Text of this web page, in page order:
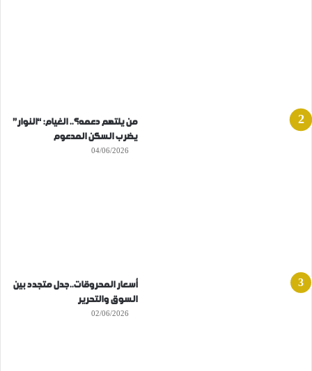
من يلتهم دعمه؟.. الغيام: “النوار”
يضرب السكن المدعوم
04/06/2026
أسعار المحروقات..جدل متجدد بين
السوق والتحرير
02/06/2026